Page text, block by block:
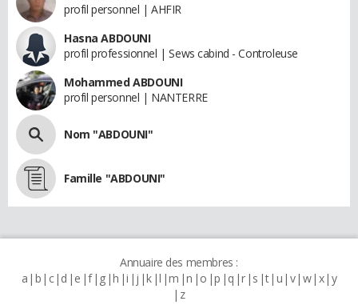
profil personnel | AHFIR
Hasna ABDOUNI
profil professionnel | Sews cabind - Controleuse
Mohammed ABDOUNI
profil personnel | NANTERRE
Nom "ABDOUNI"
Famille "ABDOUNI"
Annuaire des membres :
a b c d e f g h i j k l m n o p q r s t u v w x y
z